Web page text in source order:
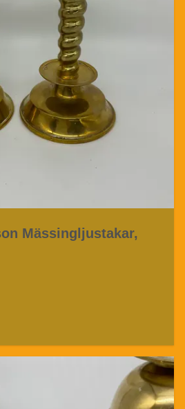
Mässingljustakar,